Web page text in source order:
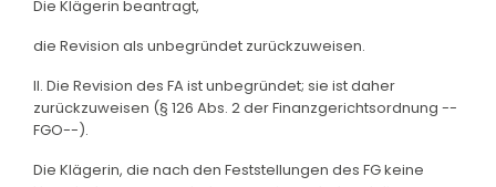
Die Klägerin beantragt,
die Revision als unbegründet zurückzuweisen.
II. Die Revision des FA ist unbegründet; sie ist daher
zurückzuweisen (§ 126 Abs. 2 der Finanzgerichtsordnung --
FGO--).
Die Klägerin, die nach den Feststellungen des FG keine